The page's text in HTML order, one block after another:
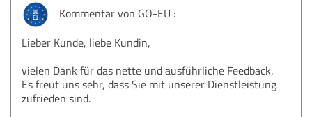
Kommentar von GO-EU :
Lieber Kunde, liebe Kundin,
vielen Dank für das nette und ausführliche Feedback.
Es freut uns sehr, dass Sie mit unserer Dienstleistung
zufrieden sind.